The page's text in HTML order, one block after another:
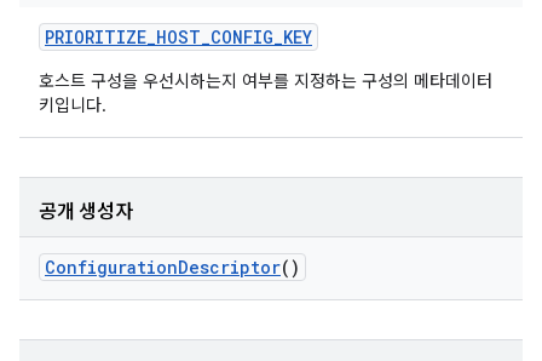
PRIORITIZE_HOST_CONFIG_KEY
호스트 구성을 우선시하는지 여부를 지정하는 구성의 메타데이터
키입니다.
공개 생성자
ConfigurationDescriptor()